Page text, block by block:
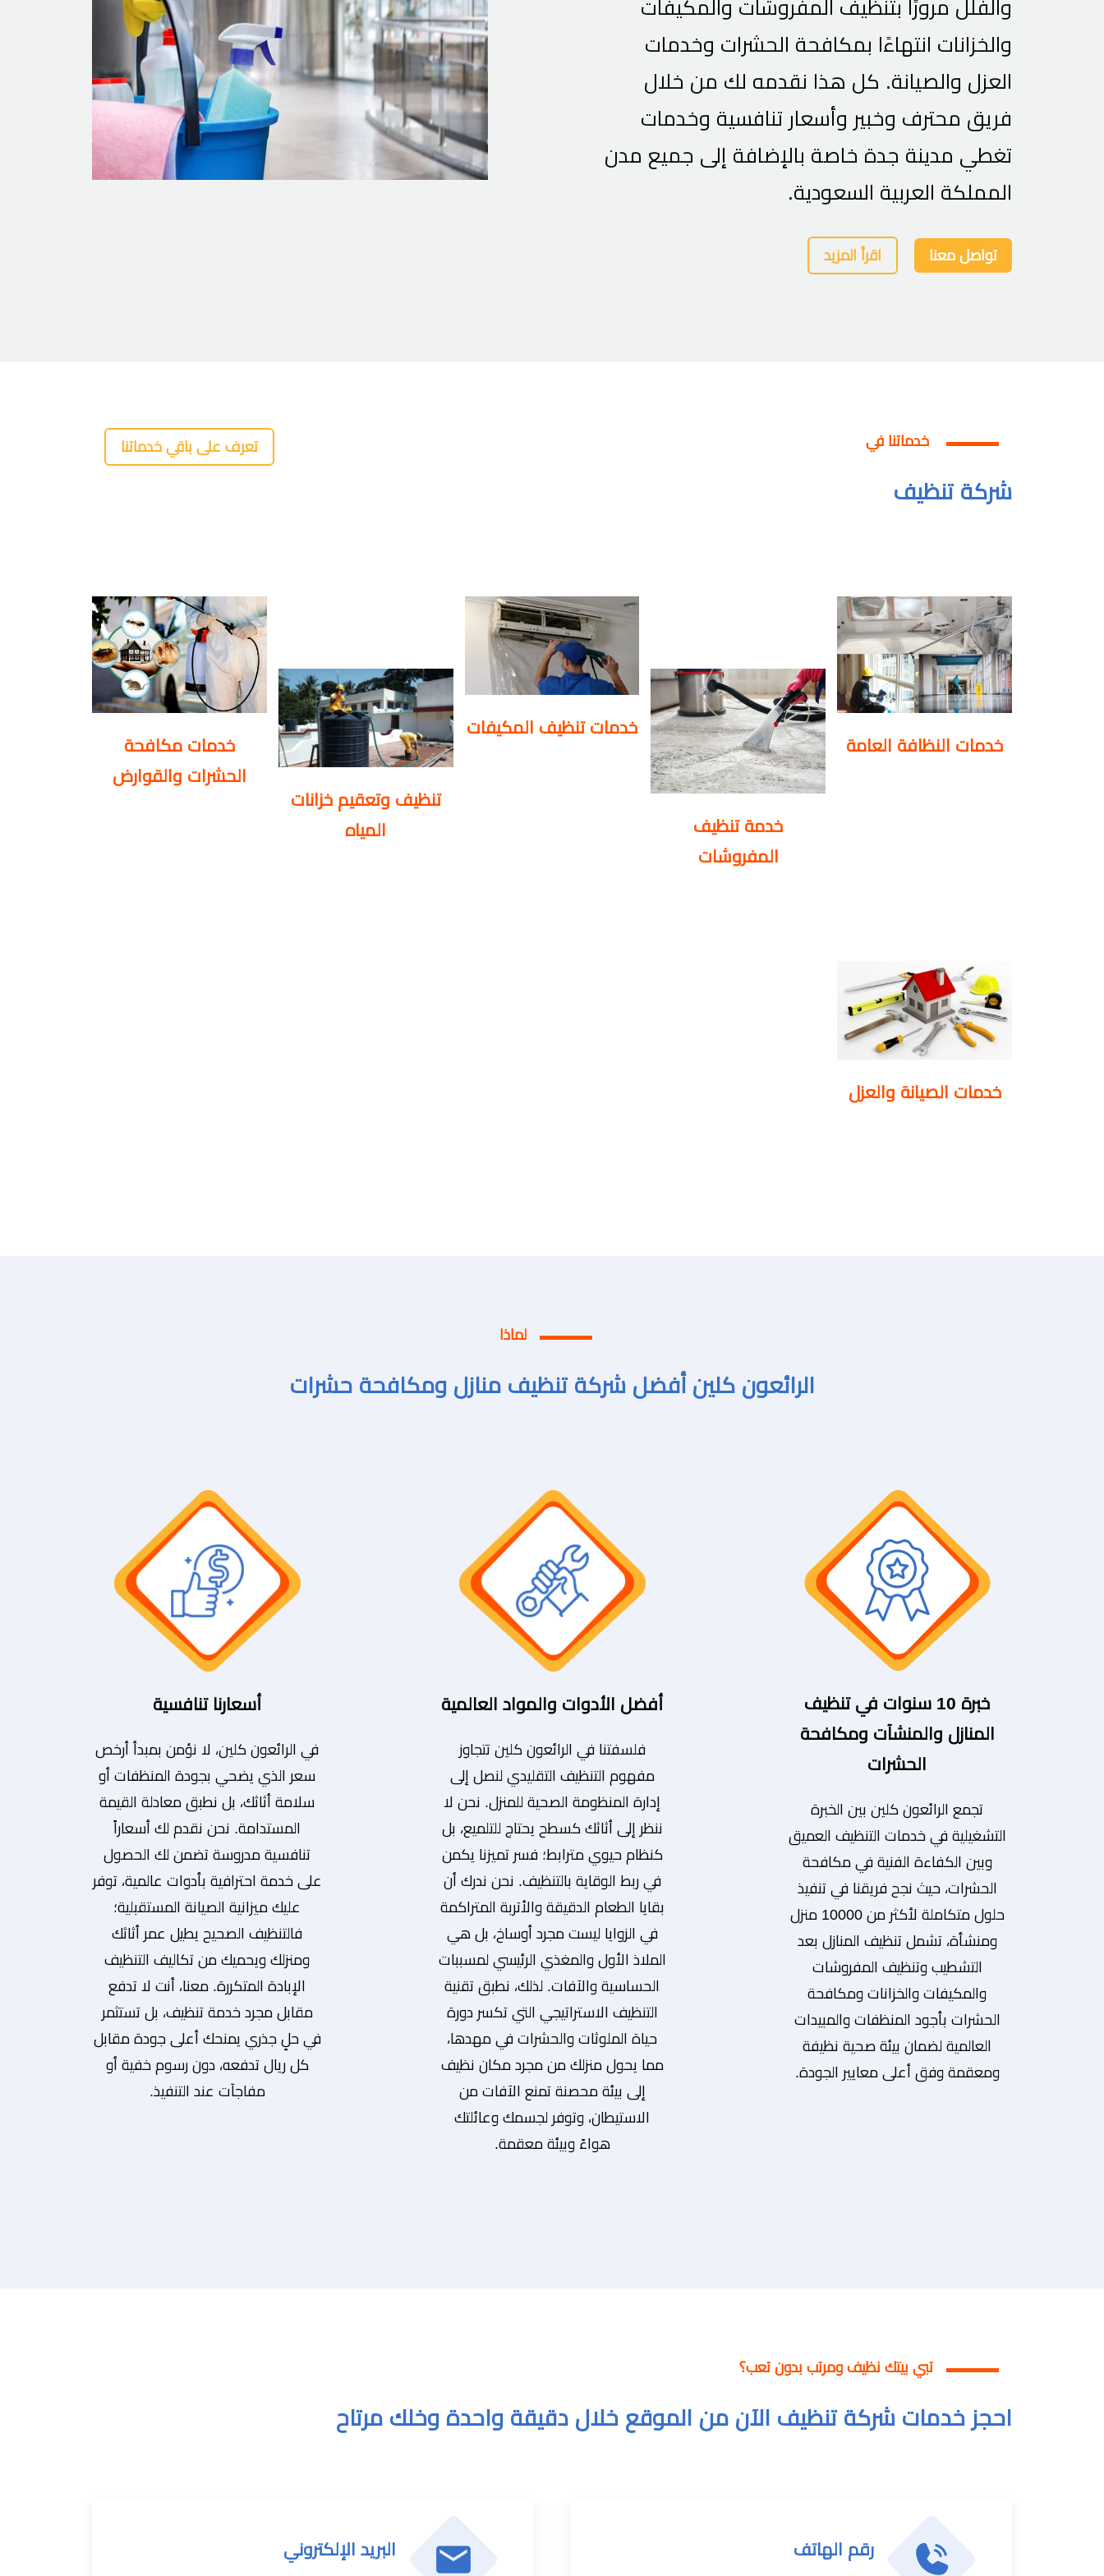
والفلل مرورًا بتنظيف المفروشات والمكيفات
والخزانات انتهاءًا بمكافحة الحشرات وخدمات
العزل والصيانة. كل هذا نقدمه لك من خلال
فريق محترف وخبير وأسعار تنافسية وخدمات
تغطي مدينة جدة خاصة بالإضافة إلى جميع مدن
المملكة العربية السعودية.
تواصل معنا اقرأ المزيد
خدماتنا في
شركة تنظيف
تعرف على باقي خدماتنا
خدمات النظافة العامة
خدمة تنظيف
المفروشات
خدمات تنظيف المكيفات
تنظيف وتعقيم خزانات
المياه
خدمات مكافحة
الحشرات والقوارض
خدمات الصيانة والعزل
لماذا
الرائعون كلين أفضل شركة تنظيف منازل ومكافحة حشرات
خبرة 10 سنوات في تنظيف
المنازل والمنشآت ومكافحة
الحشرات
تجمع الرائعون كلين بين الخبرة
التشغيلية في خدمات التنظيف العميق
وبين الكفاءة الفنية في مكافحة
الحشرات، حيث نجح فريقنا في تنفيذ
حلول متكاملة لأكثر من 10000 منزل
ومنشأة، تشمل تنظيف المنازل بعد
التشطيب وتنظيف المفروشات
والمكيفات والخزانات ومكافحة
الحشرات بأجود المنظفات والمبيدات
العالمية لضمان بيئة صحية نظيفة
ومعقمة وفق أعلى معايير الجودة.
أفضل الأدوات والمواد العالمية
فلسفتنا في الرائعون كلين تتجاوز
مفهوم التنظيف التقليدي لنصل إلى
إدارة المنظومة الصحية للمنزل. نحن لا
ننظر إلى أثاثك كسطح يحتاج للتلميع، بل
كنظام حيوي مترابط؛ فسر تميزنا يكمن
في ربط الوقاية بالتنظيف. نحن ندرك أن
بقايا الطعام الدقيقة والأتربة المتراكمة
في الزوايا ليست مجرد أوساخ، بل هي
الملاذ الأول والمغذي الرئيسي لمسببات
الحساسية والآفات. لذلك، نطبق تقنية
التنظيف الاستراتيجي التي تكسر دورة
حياة الملوثات والحشرات في مهدها،
مما يحول منزلك من مجرد مكان نظيف
إلى بيئة محصنة تمنع الآفات من
الاستيطان، وتوفر لجسمك وعائلتك
هواءً وبيئة معقمة.
أسعارنا تنافسية
في الرائعون كلين، لا نؤمن بمبدأ أرخص
سعر الذي يضحي بجودة المنظفات أو
سلامة أثاثك، بل نطبق معادلة القيمة
المستدامة. نحن نقدم لك أسعاراً
تنافسية مدروسة تضمن لك الحصول
على خدمة احترافية بأدوات عالمية، توفر
عليك ميزانية الصيانة المستقبلية؛
فالتنظيف الصحيح يطيل عمر أثاثك
ومنزلك ويحميك من تكاليف التنظيف
الإبادة المتكررة. معنا، أنت لا تدفع
مقابل مجرد خدمة تنظيف، بل تستثمر
في حلٍ جذري يمنحك أعلى جودة مقابل
كل ريال تدفعه، دون رسوم خفية أو
مفاجآت عند التنفيذ.
تبي بيتك نظيف ومرتب بدون تعب؟
احجز خدمات شركة تنظيف الآن من الموقع خلال دقيقة واحدة وخلك مرتاح
رقم الهاتف البريد الإلكتروني